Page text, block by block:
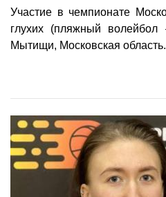
Участие в чемпионате
глухих (пляжный
Мытищи, Московская область.